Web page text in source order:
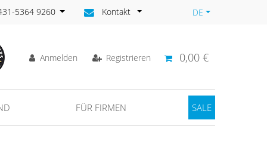
5364 9260 Kontakt DE
Anmelden Registrieren 0,00 €
FÜR FIRMEN SALE